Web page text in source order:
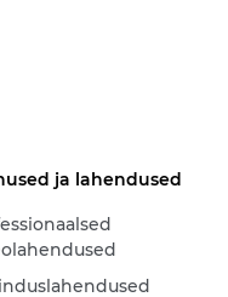
ja lahendused